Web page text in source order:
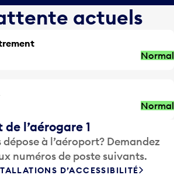
actuels
Normal
Normal
l’aérogare 1
à l’aéroport? Demandez
numéros de poste suivants.
D’ACCESSIBILITÉ